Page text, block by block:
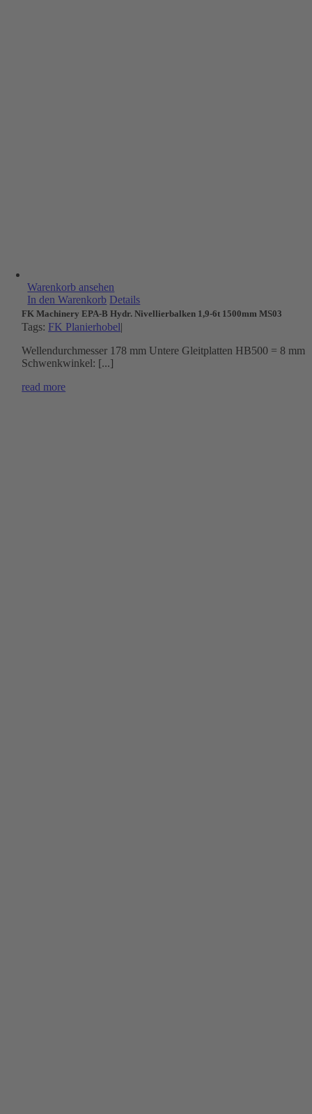
Warenkorb ansehen
In den Warenkorb Details
FK Machinery EPA-B Hydr. Nivellierbalken 1,9-6t 1500mm MS03
Tags: FK Planierhobel|
Wellendurchmesser 178 mm Untere Gleitplatten HB500 = 8 mm
Schwenkwinkel: [...]
read more